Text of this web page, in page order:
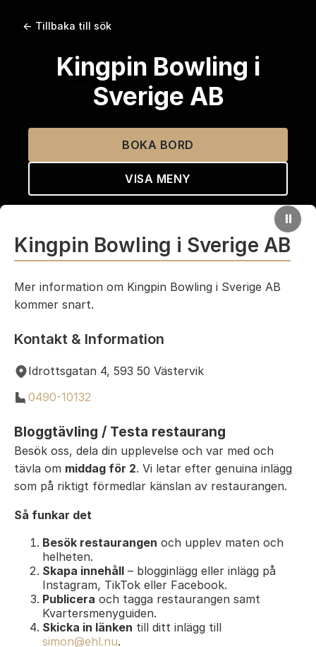
← Tillbaka till sök
Kingpin Bowling i
Sverige AB
BOKA BORD
VISA MENY
⏸
Kingpin Bowling i Sverige AB
Mer information om Kingpin Bowling i Sverige AB
kommer snart.
Kontakt & Information
Idrottsgatan 4, 593 50 Västervik
0490-10132
Bloggtävling / Testa restaurang
Besök oss, dela din upplevelse och var med och
tävla om middag för 2. Vi letar efter genuina inlägg
som på riktigt förmedlar känslan av restaurangen.
Så funkar det
Besök restaurangen och upplev maten och
helheten.
Skapa innehåll – blogginlägg eller inlägg på
Instagram, TikTok eller Facebook.
Publicera och tagga restaurangen samt
Kvartersmenyguiden.
Skicka in länken till ditt inlägg till
simon@ehl.nu.